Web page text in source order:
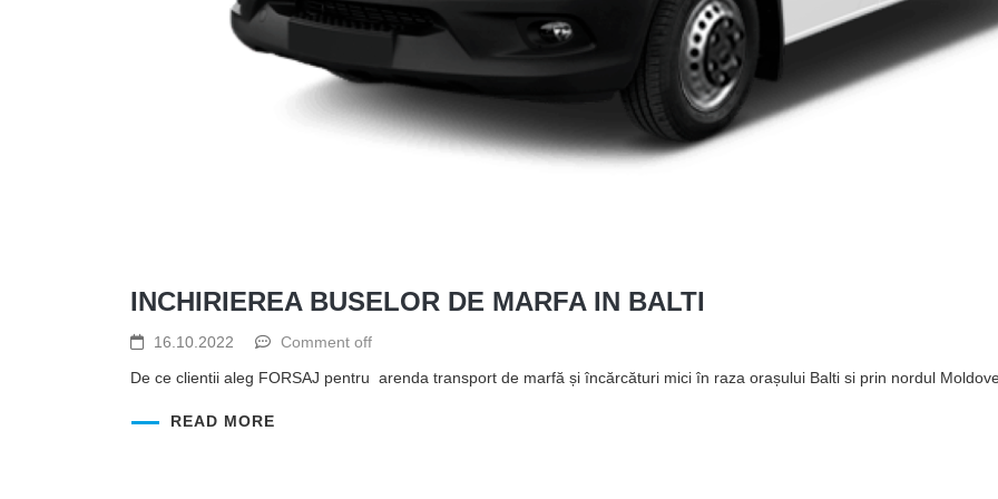
INCHIRIEREA BUSELOR DE MARFA IN BALTI
16.10.2022
Comment off
De ce clientii aleg FORSAJ pentru arenda transport de marfă și încărcături mici în raza orașului Balti si prin nordul
READ MORE